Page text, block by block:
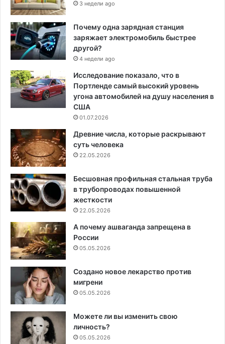
3 недели ago
Почему одна зарядная станция
заряжает электромобиль быстрее
другой?
4 недели ago
Исследование показало, что в
Портленде самый высокий уровень
угона автомобилей на душу населения в
США
01.07.2026
Древние числа, которые раскрывают
суть человека
22.05.2026
Бесшовная профильная стальная труба
в трубопроводах повышенной
жесткости
22.05.2026
А почему ашваганда запрещена в
России
05.05.2026
Создано новое лекарство против
мигрени
05.05.2026
Можете ли вы изменить свою
личность?
05.05.2026